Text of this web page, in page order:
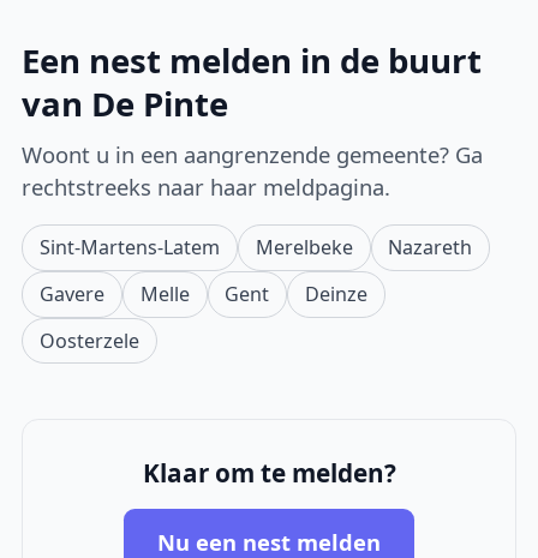
Een nest melden in de buurt
van De Pinte
Woont u in een aangrenzende gemeente? Ga
rechtstreeks naar haar meldpagina.
Sint-Martens-Latem Merelbeke
Nazareth
Gavere
Melle Gent
Deinze
Oosterzele
Klaar om te melden?
Nu een nest melden